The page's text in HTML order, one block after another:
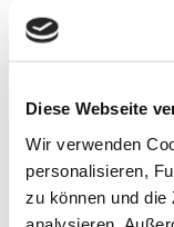
Diese Webseite
Wir verwenden
personalisieren,
zu können und die
Bei
Bei Mobbing
Bei privaten,
Dauerdruck
Wenn Du
kannst.